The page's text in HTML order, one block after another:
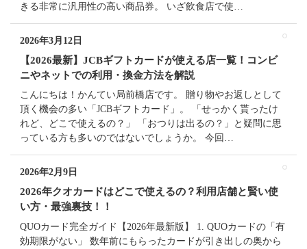
きる非常に汎用性の高い商品券。 いざ飲食店で使…
2026年3月12日
【2026最新】JCBギフトカードが使える店一覧！コンビ
ニやネットでの利用・換金方法を解説
こんにちは！かんてい局前橋店です。 贈り物やお返しとして
頂く機会の多い「JCBギフトカード」。 「せっかく貰ったけ
れど、どこで使えるの？」 「おつりは出るの？」と疑問に思
っている方も多いのではないでしょうか。 今回…
2026年2月9日
2026年クオカードはどこで使えるの？利用店舗と賢い使
い方・最強裏技！！
QUOカード完全ガイド【2026年最新版】 1. QUOカードの「有
効期限がない」 数年前にもらったカードが引き出しの奥から